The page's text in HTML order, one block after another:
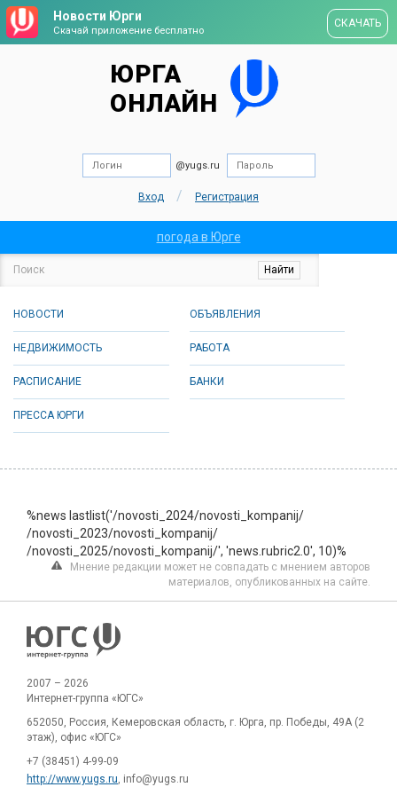
Новости Юрги
Скачай приложение бесплатно
СКАЧАТЬ
ЮРГА
ОНЛАЙН
@yugs.ru
Вход / Регистрация
погода в Юрге
НОВОСТИ ОБЪЯВЛЕНИЯ
НЕДВИЖИМОСТЬ РАБОТА
РАСПИСАНИЕ БАНКИ
ПРЕССА ЮРГИ
%news lastlist('/novosti_2024/novosti_kompanij/
/novosti_2023/novosti_kompanij/
/novosti_2025/novosti_kompanij/', 'news.rubric2.0', 10)%
Мнение редакции может не совпадать с мнением авторов
материалов, опубликованных на сайте.
2007 – 2026
Интернет-группа «ЮГС»
652050, Россия, Кемеровская область, г. Юрга, пр. Победы, 49А (2
этаж), офис «ЮГС»
+7 (38451) 4-99-09
http://www.yugs.ru , info@yugs.ru